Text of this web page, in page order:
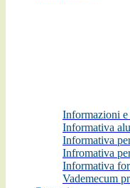
Informazioni
Informativa
Informativa
Infromativa
Informativa
Vademecum